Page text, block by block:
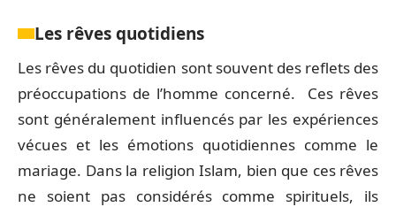
Les rêves quotidiens
Les rêves du quotidien sont souvent des reflets des
préoccupations de l’homme concerné. Ces rêves
sont généralement influencés par les expériences
vécues et les émotions quotidiennes comme le
mariage. Dans la religion Islam, bien que ces rêves
ne soient pas considérés comme spirituels, ils